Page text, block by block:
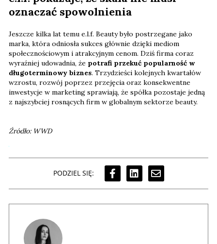
oznaczać spowolnienia
Jeszcze kilka lat temu e.l.f. Beauty było postrzegane jako
marka, która odniosła sukces głównie dzięki mediom
społecznościowym i atrakcyjnym cenom. Dziś firma coraz
wyraźniej udowadnia, że potrafi przekuć popularność w
długoterminowy biznes. Trzydzieści kolejnych kwartałów
wzrostu, rozwój poprzez przejęcia oraz konsekwentne
inwestycje w marketing sprawiają, że spółka pozostaje jedną
z najszybciej rosnących firm w globalnym sektorze beauty.
Źródło: WWD
PODZIEL SIĘ: